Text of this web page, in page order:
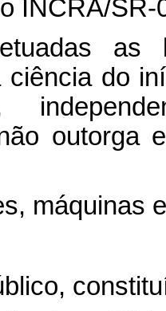
INCRA/SR-
as
ciência do
outorga
máquinas